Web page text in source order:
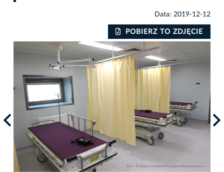
Data: 2019-12-12
POBIERZ TO ZDJĘCIE